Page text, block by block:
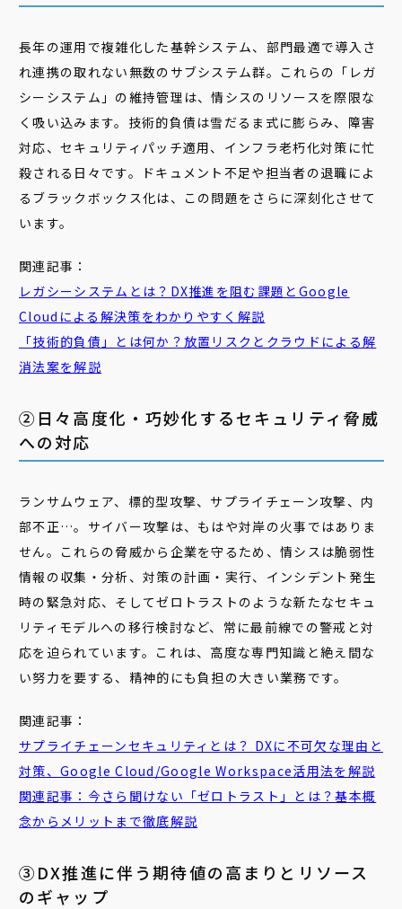
長年の運用で複雑化した基幹システム、部門最適で導入さ
れ連携の取れない無数のサブシステム群。これらの「レガ
シーシステム」の維持管理は、情シスのリソースを際限な
く吸い込みます。技術的負債は雪だるま式に膨らみ、障害
対応、セキュリティパッチ適用、インフラ老朽化対策に忙
殺される日々です。ドキュメント不足や担当者の退職によ
るブラックボックス化は、この問題をさらに深刻化させて
います。
関連記事：
レガシーシステムとは？DX推進を阻む課題とGoogle
Cloudによる解決策をわかりやすく解説
「技術的負債」とは何か？放置リスクとクラウドによる解
消法案を解説
②日々高度化・巧妙化するセキュリティ脅威
への対応
ランサムウェア、標的型攻撃、サプライチェーン攻撃、内
部不正…。サイバー攻撃は、もはや対岸の火事ではありま
せん。これらの脅威から企業を守るため、情シスは脆弱性
情報の収集・分析、対策の計画・実行、インシデント発生
時の緊急対応、そしてゼロトラストのような新たなセキュ
リティモデルへの移行検討など、常に最前線での警戒と対
応を迫られています。これは、高度な専門知識と絶え間な
い努力を要する、精神的にも負担の大きい業務です。
関連記事：
サプライチェーンセキュリティとは？ DXに不可欠な理由と
対策、Google Cloud/Google Workspace活用法を解説
関連記事：今さら聞けない「ゼロトラスト」とは？基本概
念からメリットまで徹底解説
③DX推進に伴う期待値の高まりとリソース
のギャップ